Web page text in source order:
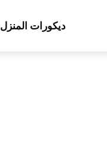
ديكورات المنزل